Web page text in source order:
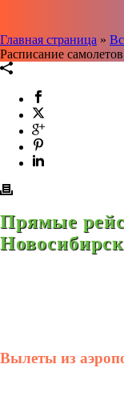
Главная страница »
Расписание
Прямые
Новосибирск
Вылеты из